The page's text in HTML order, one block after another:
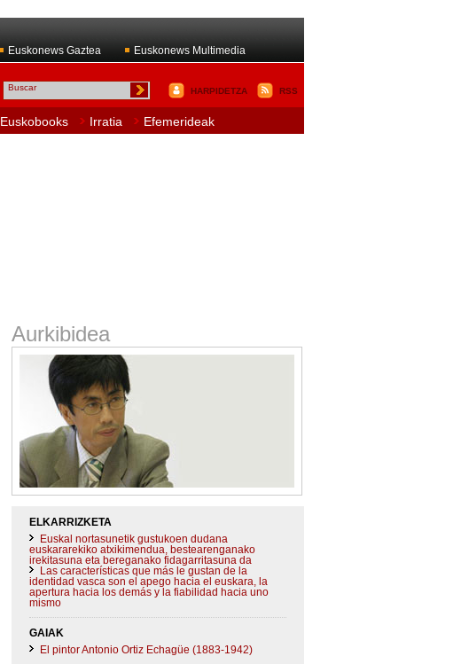
Euskonews Gaztea Euskonews Multimedia
HARPIDETZA RSS
Euskobooks Irratia Efemerideak
Aurkibidea
ELKARRIZKETA
Euskal nortasunetik gustukoen dudana
euskararekiko atxikimendua, bestearenganako
irekitasuna eta bereganako fidagarritasuna da
Las características que más le gustan de la
identidad vasca son el apego hacia el euskara, la
apertura hacia los demás y la fiabilidad hacia uno
mismo
GAIAK
El pintor Antonio Ortiz Echagüe (1883-1942)